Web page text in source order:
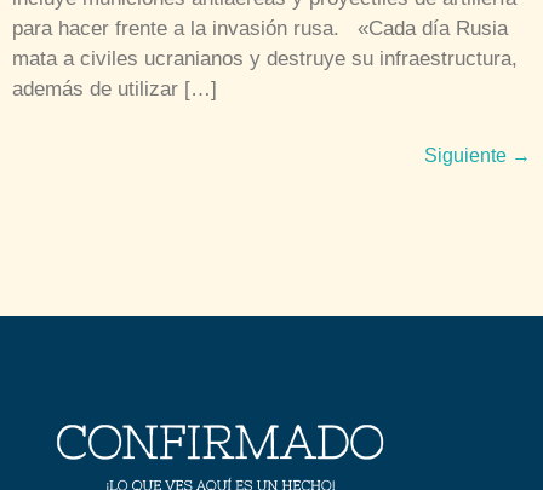
para hacer frente a la invasión rusa. «Cada día Rusia
mata a civiles ucranianos y destruye su infraestructura,
además de utilizar […]
Siguiente →